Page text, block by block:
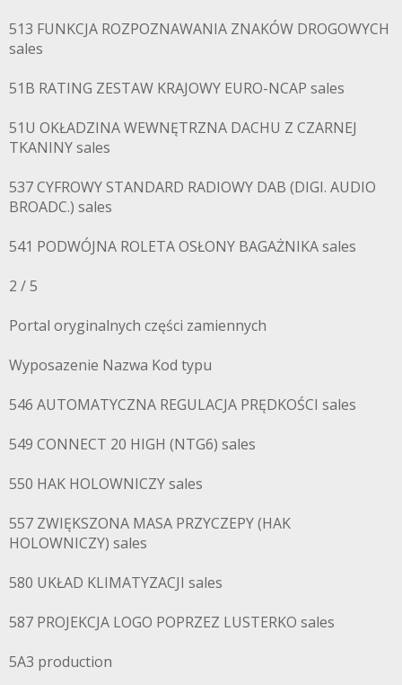
513 FUNKCJA ROZPOZNAWANIA ZNAKÓW DROGOWYCH
sales
51B RATING ZESTAW KRAJOWY EURO-NCAP sales
51U OKŁADZINA WEWNĘTRZNA DACHU Z CZARNEJ
TKANINY sales
537 CYFROWY STANDARD RADIOWY DAB (DIGI. AUDIO
BROADC.) sales
541 PODWÓJNA ROLETA OSŁONY BAGAŻNIKA sales
2 / 5
Portal oryginalnych części zamiennych
Wyposazenie Nazwa Kod typu
546 AUTOMATYCZNA REGULACJA PRĘDKOŚCI sales
549 CONNECT 20 HIGH (NTG6) sales
550 HAK HOLOWNICZY sales
557 ZWIĘKSZONA MASA PRZYCZEPY (HAK
HOLOWNICZY) sales
580 UKŁAD KLIMATYZACJI sales
587 PROJEKCJA LOGO POPRZEZ LUSTERKO sales
5A3 production